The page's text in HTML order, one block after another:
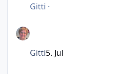
Gitti ·
Gitti5. Jul